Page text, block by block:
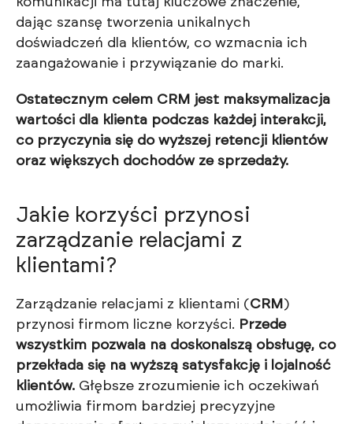
dając szansę tworzenia unikalnych
doświadczeń dla klientów, co wzmacnia ich
zaangażowanie i przywiązanie do marki.
Ostatecznym celem CRM jest maksymalizacja
wartości dla klienta podczas każdej interakcji,
co przyczynia się do wyższej retencji klientów
oraz większych dochodów ze sprzedaży.
Jakie korzyści przynosi
zarządzanie relacjami z
klientami?
Zarządzanie relacjami z klientami (CRM )
przynosi firmom liczne korzyści. Przede
wszystkim pozwala na doskonalszą obsługę, co
przekłada się na wyższą satysfakcję i lojalność
klientów. Głębsze zrozumienie ich oczekiwań
umożliwia firmom bardziej precyzyjne